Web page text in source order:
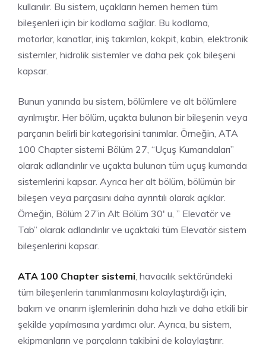
kullanılır. Bu sistem, uçakların hemen hemen tüm
bileşenleri için bir kodlama sağlar. Bu kodlama,
motorlar, kanatlar, iniş takımları, kokpit, kabin, elektronik
sistemler, hidrolik sistemler ve daha pek çok bileşeni
kapsar.
Bunun yanında bu sistem, bölümlere ve alt bölümlere
ayrılmıştır. Her bölüm, uçakta bulunan bir bileşenin veya
parçanın belirli bir kategorisini tanımlar. Örneğin, ATA
100 Chapter sistemi Bölüm 27, “Uçuş Kumandaları”
olarak adlandırılır ve uçakta bulunan tüm uçuş kumanda
sistemlerini kapsar. Ayrıca her alt bölüm, bölümün bir
bileşen veya parçasını daha ayrıntılı olarak açıklar.
Örneğin, Bölüm 27’in Alt Bölüm 30′ u, ” Elevatör ve
Tab” olarak adlandırılır ve uçaktaki tüm Elevatör sistem
bileşenlerini kapsar.
ATA 100 Chapter sistemi, havacılık sektöründeki
tüm bileşenlerin tanımlanmasını kolaylaştırdığı için,
bakım ve onarım işlemlerinin daha hızlı ve daha etkili bir
şekilde yapılmasına yardımcı olur. Ayrıca, bu sistem,
ekipmanların ve parçaların takibini de kolaylaştırır.